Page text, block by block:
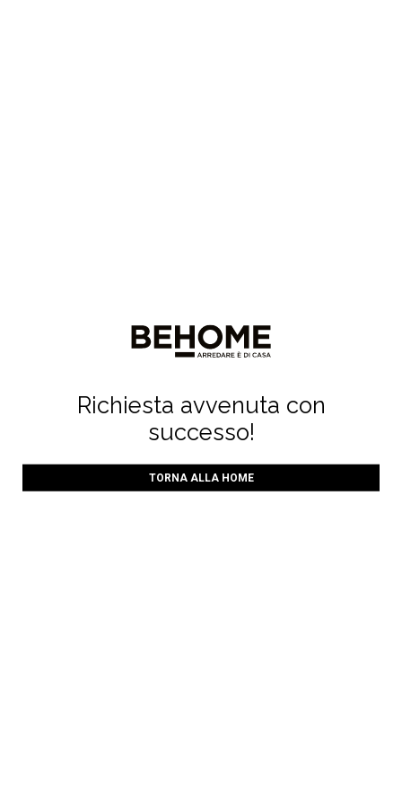
Richiesta avvenuta con
successo!
TORNA ALLA HOME